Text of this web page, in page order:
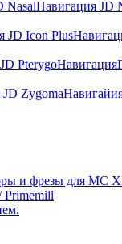
NasalНавигация JD
JD Icon Plus
PterygoНавигация
Zygoma
и фрезы для MC